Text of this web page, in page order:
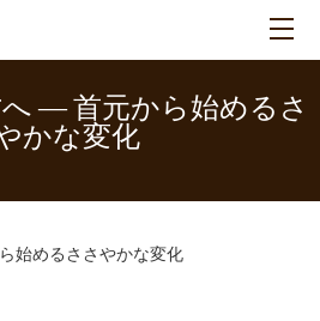
― 首元から始めるさ
かな変化
始めるささやかな変化